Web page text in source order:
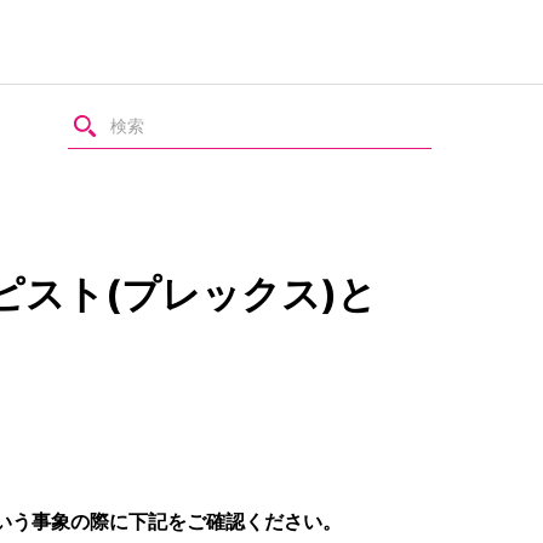
スト(プレックス)と
事象の際に下記をご確認ください。